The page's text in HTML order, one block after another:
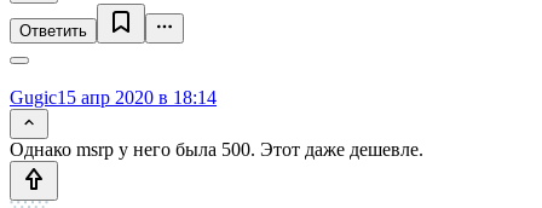
Ответить
Gugic15 апр 2020 в 18:14
Однако msrp у него была 500. Этот даже дешевле.